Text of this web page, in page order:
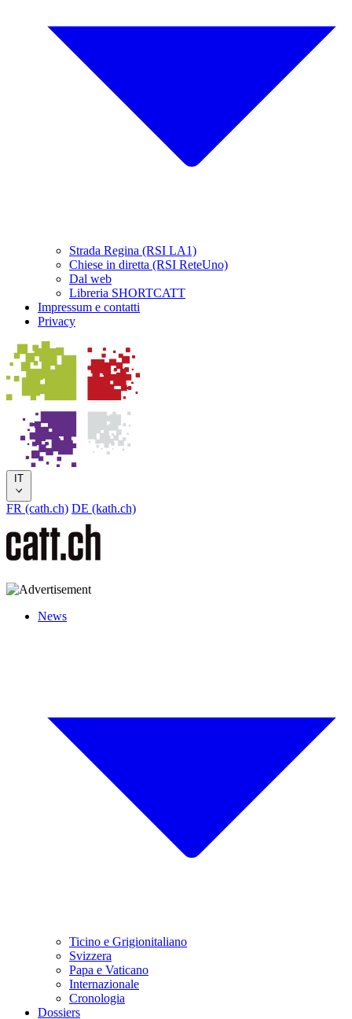
Strada Regina (RSI LA1)
Chiese in diretta (RSI ReteUno)
Dal web
Libreria SHORTCATT
Impressum e contatti
Privacy
IT
FR (cath.ch) DE (kath.ch)
News
Ticino e Grigionitaliano
Svizzera
Papa e Vaticano
Internazionale
Cronologia
Dossiers